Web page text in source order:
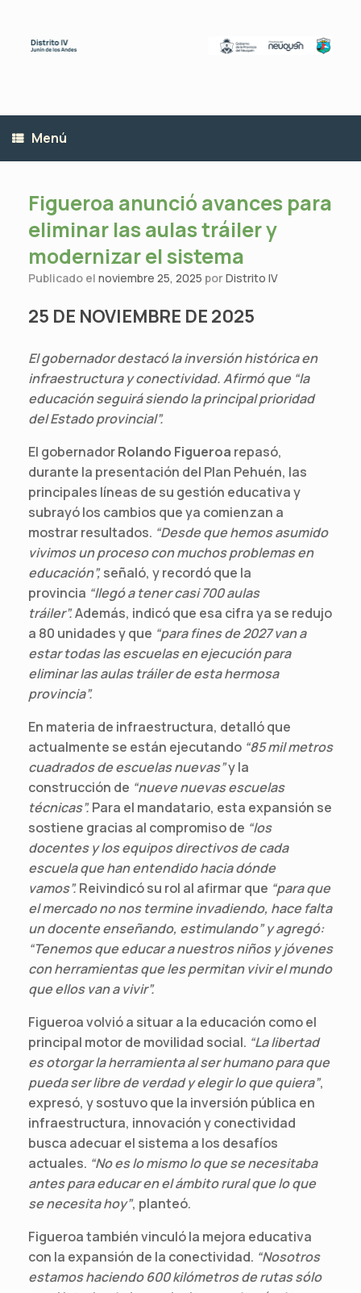
contenido
Menú
Figueroa anunció avances para
eliminar las aulas tráiler y
modernizar el sistema
Publicado el noviembre 25, 2025 porDistrito IV
25 DE NOVIEMBRE DE 2025
El gobernador destacó la inversión histórica en
infraestructura y conectividad. Afirmó que “la
educación seguirá siendo la principal prioridad
del Estado provincial”.
El gobernadorRolando Figueroa repasó,
durante la presentación del Plan Pehuén, las
principales líneas de su gestión educativa y
subrayó los cambios que ya comienzan a
mostrar resultados. “Desde que hemos asumido
vivimos un proceso con muchos problemas en
educación”,señaló, y recordó que la
provincia “llegó a tener casi 700 aulas
tráiler”.Además, indicó que esa cifra ya se redujo
a 80 unidades y que “para fines de 2027 van a
estar todas las escuelas en ejecución para
eliminar las aulas tráiler de esta hermosa
provincia”.
En materia de infraestructura, detalló que
actualmente se están ejecutando “85 mil metros
cuadrados de escuelas nuevas”y la
construcción de “nueve nuevas escuelas
técnicas”.Para el mandatario, esta expansión se
sostiene gracias al compromiso de “los
docentes y los equipos directivos de cada
escuela que han entendido hacia dónde
vamos”.Reivindicó su rol al afirmar que “para que
el mercado no nos termine invadiendo, hace falta
un docente enseñando, estimulando” y agregó:
“Tenemos que educar a nuestros niños y jóvenes
con herramientas que les permitan vivir el mundo
que ellos van a vivir”.
Figueroa volvió a situar a la educación como el
principal motor de movilidad social. “La libertad
es otorgar la herramienta al ser humano para que
pueda ser libre de verdad y elegir lo que quiera”,
expresó, y sostuvo que la inversión pública en
infraestructura, innovación y conectividad
busca adecuar el sistema a los desafíos
actuales. “No es lo mismo lo que se necesitaba
antes para educar en el ámbito rural que lo que
se necesita hoy”, planteó.
Figueroa también vinculó la mejora educativa
con la expansión de la conectividad. “Nosotros
estamos haciendo 600 kilómetros de rutas sólo